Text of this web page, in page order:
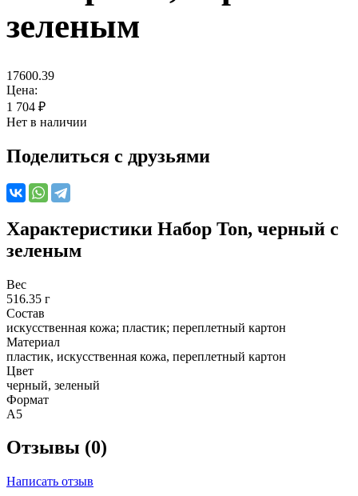
зеленым
17600.39
Цена:
1 704 ₽
Нет в наличии
Поделиться с друзьями
Характеристики Набор Ton, черный с
зеленым
Вес
516.35 г
Состав
искусственная кожа; пластик; переплетный картон
Материал
пластик, искусственная кожа, переплетный картон
Цвет
черный, зеленый
Формат
А5
Отзывы (0)
Написать отзыв